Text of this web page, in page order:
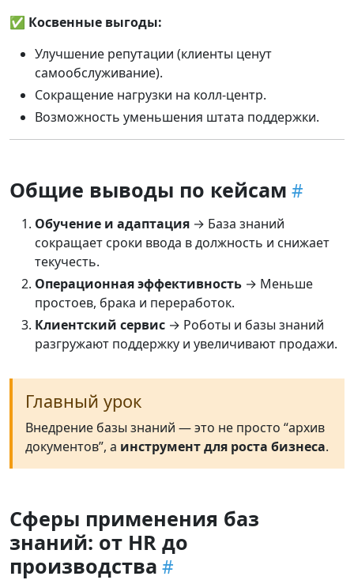
✅ Косвенные выгоды:
Улучшение репутации (клиенты ценут
самообслуживание).
Сокращение нагрузки на колл-центр.
Возможность уменьшения штата поддержки.
Общие выводы по кейсам
Обучение и адаптация → База знаний
сокращает сроки ввода в должность и снижает
текучесть.
Операционная эффективность → Меньше
простоев, брака и переработок.
Клиентский сервис → Роботы и базы знаний
разгружают поддержку и увеличивают продажи.
Главный урок
Внедрение базы знаний — это не просто “архив
документов”, а инструмент для роста бизнеса.
Сферы применения баз
знаний: от HR до
производства